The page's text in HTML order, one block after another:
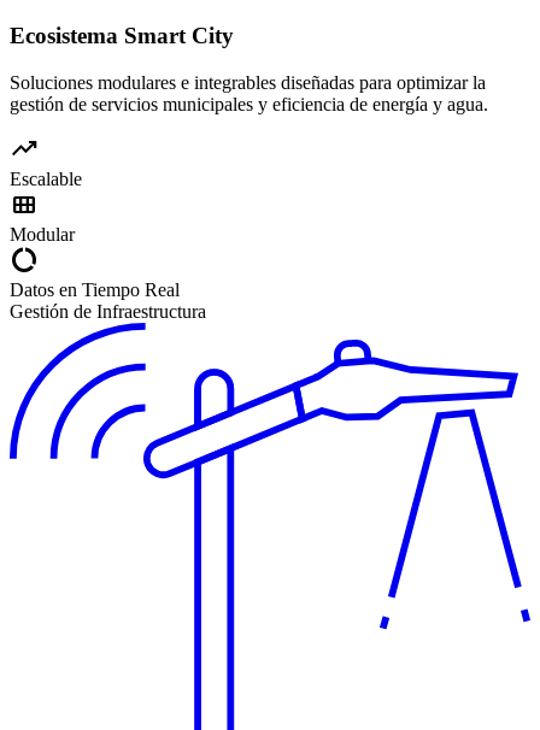
Ecosistema Smart City
Soluciones modulares e integrables diseñadas para optimizar la
gestión de servicios municipales y eficiencia de energía y agua.
trending_up
Escalable
view_module
Modular
data_usage
Datos en Tiempo Real
Gestión de Infraestructura